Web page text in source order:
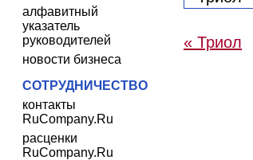
алфавитный
указатель
руководителей
новости бизнеса
СОТРУДНИЧЕСТВО
контакты
RuCompany.Ru
расценки
RuCompany.Ru
« Триол